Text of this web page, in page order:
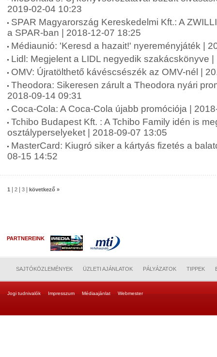
2019-02-04 10:23
SPAR Magyarország Kereskedelmi Kft.: A
a SPAR-ban | 2018-12-07 18:25
Médiaunió: 'Keresd a hazait!' nyereményjáték |
Lidl: Megjelent a LIDL negyedik szakácskönyve
OMV: Újratölthető kávéscsészék az OMV-nél |
Theodora: Sikeresen zárult a Theodora nyári
2018-09-14 09:31
Coca-Cola: A Coca-Cola újabb promóciója |
Tchibo Budapest Kft. : A Tchibo Family idén is
osztályperselyeket | 2018-09-07 13:05
MasterCard: Kiugró siker a kártyás fizetés a
08-15 14:52
1 2 3 következő »
PARTNEREINK
SAJTÓKÖZLEMÉNYEK ÜZLETI AJÁNLATOK PÁLYÁZATOK TIPPEK
Jogi tudnivalók Impresszum Médiaajánlat Webmester